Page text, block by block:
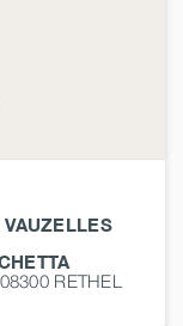
RETHEL